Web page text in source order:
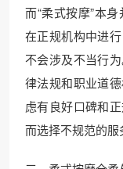
而“柔式按摩”本
在正规机构中进
不会涉及不当行
律法规和职业道
虑有良好口碑和
而选择不规范的服